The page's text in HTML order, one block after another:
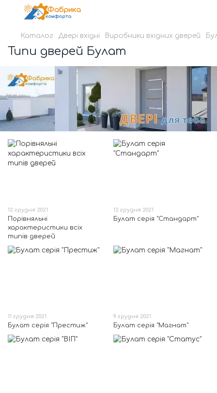
Каталог Двері вхідні Виробники вхідних дверей
Типи дверей Булат
12 грудня 2021
Порівняльні
характеристики всіх
типів дверей
12 грудня 2021
Булат серія "Стандарт"
11 грудня 2021
Булат серія "Престиж"
9 грудня 2021
Булат серія "Магнат"